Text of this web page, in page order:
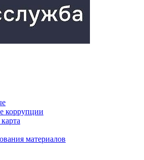
коррупции
материалов